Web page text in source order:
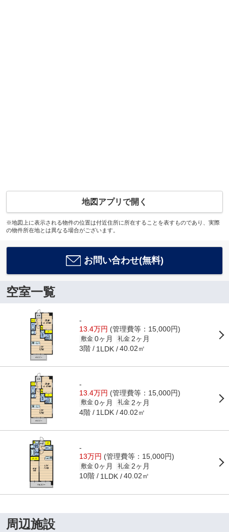
地図アプリで開く
※地図上に表示される物件の位置は付近住所に所在することを表すものであり、実際
の物件所在地とは異なる場合がございます。
お問い合わせ(無料)
空室一覧
-
13.4万円 (管理費等：15,000円)
敷金 0ヶ月 礼金 2ヶ月
3階 1LDK 40.02㎡
-
13.4万円 (管理費等：15,000円)
敷金 0ヶ月 礼金 2ヶ月
4階 1LDK 40.02㎡
-
13万円 (管理費等：15,000円)
敷金 0ヶ月 礼金 2ヶ月
10階 1LDK 40.02㎡
周辺施設